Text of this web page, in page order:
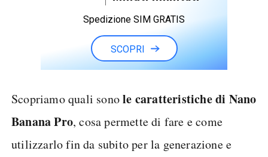
Spedizione SIM GRATIS
SCOPRI
Scopriamo quali sonole caratteristiche di Nano
Banana Pro, cosa permette di fare e come
utilizzarlo fin da subito per la generazione e